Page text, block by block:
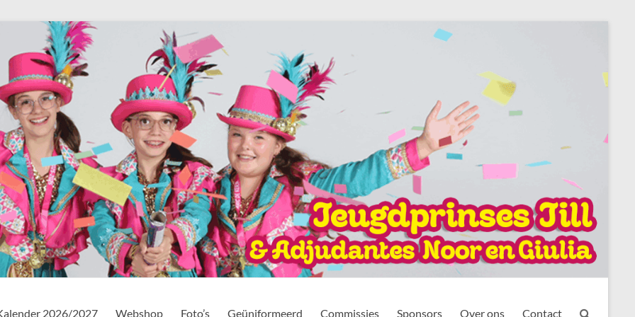
2026/2027 Webshop Foto’s Geüniformeerd Commissies Sponsors Over ons Contact